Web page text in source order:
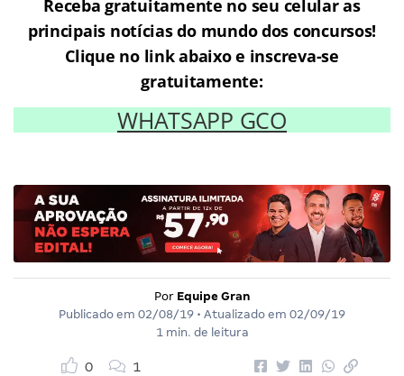
Receba gratuitamente no seu celular as
principais notícias do mundo dos concursos!
Clique no link abaixo e inscreva-se
gratuitamente:
WHATSAPP GCO
Por Equipe Gran
Publicado em 02/08/19 • Atualizado em 02/09/19
1 min. de leitura
0 1